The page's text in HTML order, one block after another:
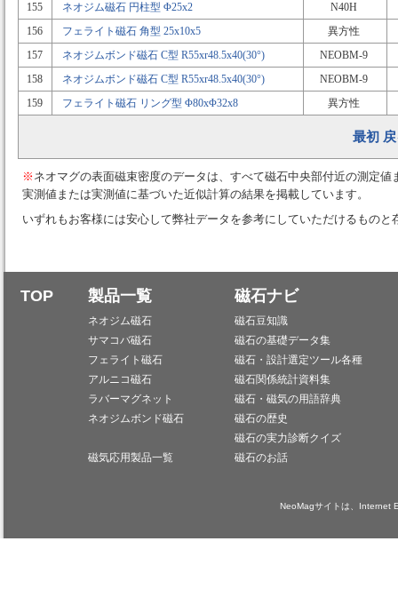
155
ネオジム磁石 円柱型 Φ25x2
N40H
156
フェライト磁石 角型 25x10x5
異方性
157
ネオジムボンド磁石 C型 R55xr48.5x40(30°)
NEOBM-9
158
ネオジムボンド磁石 C型 R55xr48.5x40(30°)
NEOBM-9
159
フェライト磁石 リング型 Φ80xΦ32x8 異方性
最初
※ ネオマグの表面磁束密度のデータは、すべて磁石中央部付近の測定
実測値または実測値に基づいた近似計算の結果を掲載しています。
いずれもお客様には安心して弊社データを参考にしていただけるものと
TOP 製品一覧
ネオジム磁石
サマコバ磁石
フェライト磁石
アルニコ磁石
ラバーマグネット
ネオジムボンド磁石
磁気応用製品一覧
磁石ナビ
磁石豆知識
磁石の基礎データ集
磁石・設計選定ツール各種
磁石関係統計資料集
磁石・磁気の用語辞典
磁石の歴史
磁石の実力診断クイズ
磁石のお話
NeoMagサイトは、Internet